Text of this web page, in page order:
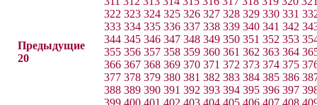
Предыдущие
20
322 323 324 325 326 327 328 329 330 331
333 334 335 336 337 338 339 340 341 342
344 345 346 347 348 349 350 351 352 353
355 356 357 358 359 360 361 362 363 364
366 367 368 369 370 371 372 373 374 375
377 378 379 380 381 382 383 384 385 386
388 389 390 391 392 393 394 395 396 397
399 400 401 402 403 404 405 406 407 408